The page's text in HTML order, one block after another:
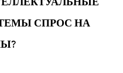
СПРОС НА